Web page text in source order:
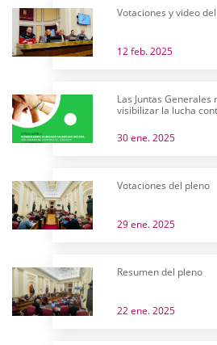
Votaciones y video
12 feb. 2025
Las Juntas
visibilizar la lucha
30 ene. 2025
Votaciones del pleno
29 ene. 2025
Resumen del pleno
22 ene. 2025